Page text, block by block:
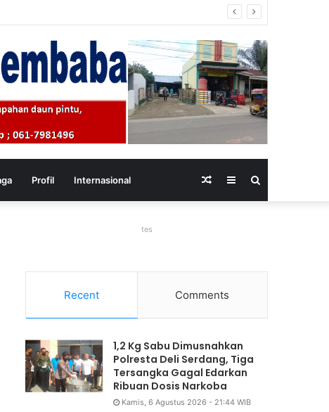
Bireuen
Profil Internasional Sidebar
Random
tes
Recent Comments
1,2 Kg Sabu Dimusnahkan
Polresta Deli Serdang, Tiga
Tersangka Gagal Edarkan
Ribuan Dosis Narkoba
Kamis, 6 Agustus 2026 - 21:44 WIB